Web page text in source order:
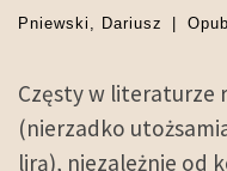
Pniewski, Dariusz
Częsty w
(nierzadko
lirą), niezależnie od